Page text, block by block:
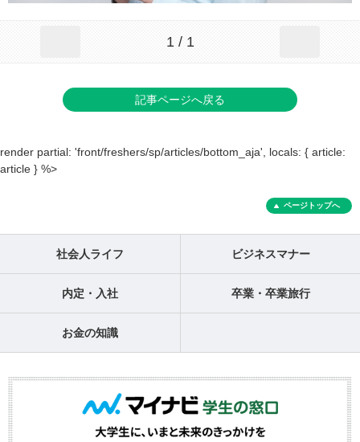
1 / 1
記事ページへ戻る
render partial: 'front/freshers/sp/articles/bottom_aja', locals: { article:
article } %>
ページトップへ
社会人ライフ ビジネスマナー
内定・入社 卒業・卒業旅行
お金の知識